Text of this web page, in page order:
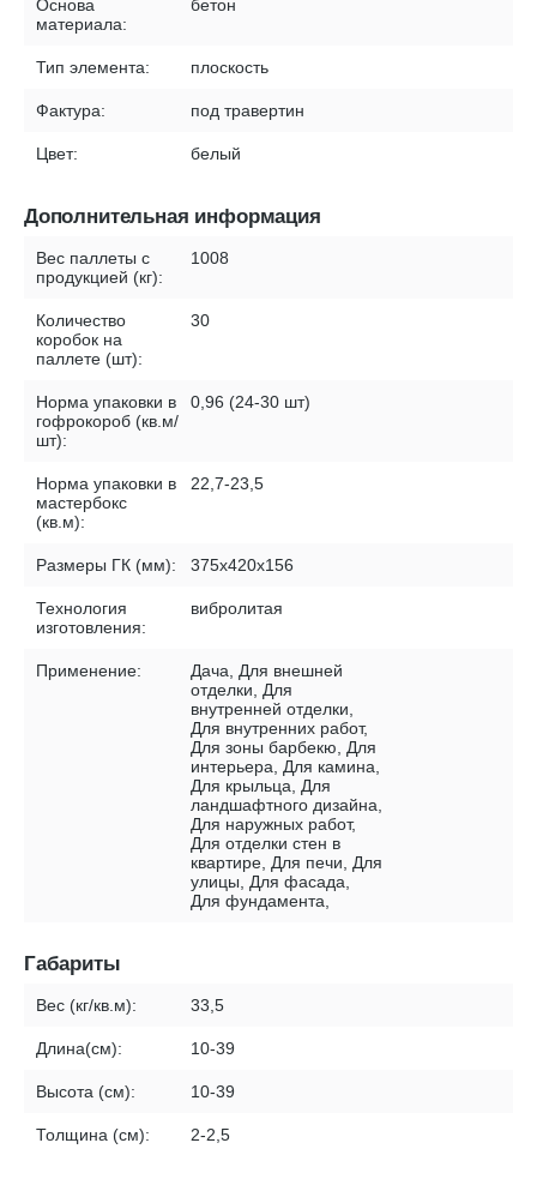
Основа
материала:
бетон
Тип элемента: плоскость
Фактура: под травертин
Цвет: белый
Дополнительная информация
Вес паллеты с
продукцией (кг):
1008
Количество
коробок на
паллете (шт):
30
Норма упаковки в
гофрокороб (кв.м/
шт):
0,96 (24-30 шт)
Норма упаковки в
мастербокс
(кв.м):
22,7-23,5
Размеры ГК (мм): 375х420х156
Технология
изготовления:
вибролитая
Применение:
Дача, Для внешней
отделки, Для
внутренней отделки,
Для внутренних работ,
Для зоны барбекю, Для
интерьера, Для камина,
Для крыльца, Для
ландшафтного дизайна,
Для наружных работ,
Для отделки стен в
квартире, Для печи, Для
улицы, Для фасада,
Для фундамента,
Габариты
Вес (кг/кв.м): 33,5
Длина(см): 10-39
Высота (см): 10-39
Толщина (см): 2-2,5